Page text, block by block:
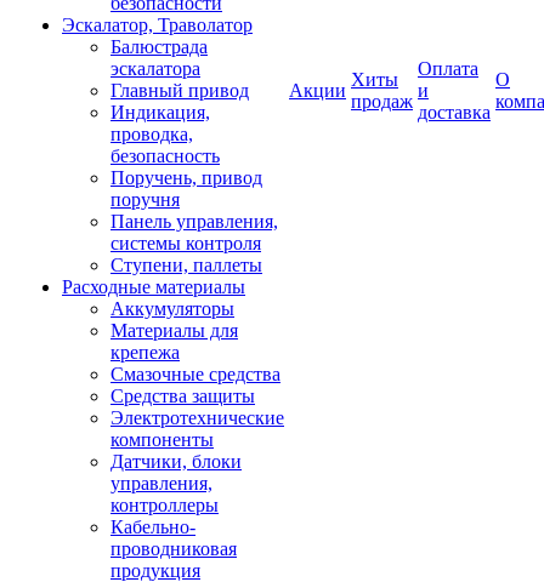
Эскалатор, Траволатор
Балюстрада
эскалатора
Главный привод
Индикация,
проводка,
безопасность
Поручень, привод
поручня
Панель управления,
системы контроля
Ступени, паллеты
Расходные материалы
Аккумуляторы
Материалы для
крепежа
Смазочные средства
Средства защиты
Электротехнические
компоненты
Датчики, блоки
управления,
контроллеры
Кабельно-
проводниковая
продукция
Акции
Хиты
продаж
Оплата
и
доставка
О